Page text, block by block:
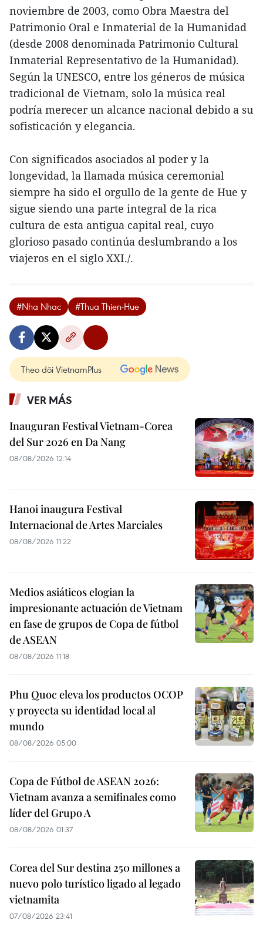
noviembre de 2003, como Obra Maestra del
Patrimonio Oral e Inmaterial de la Humanidad
(desde 2008 denominada Patrimonio Cultural
Inmaterial Representativo de la Humanidad).
Según la UNESCO, entre los géneros de música
tradicional de Vietnam, solo la música real
podría merecer un alcance nacional debido a su
sofisticación y elegancia.
Con significados asociados al poder y la
longevidad, la llamada música ceremonial
siempre ha sido el orgullo de la gente de Hue y
sigue siendo una parte integral de la rica
cultura de esta antigua capital real, cuyo
glorioso pasado continúa deslumbrando a los
viajeros en el siglo XXI./.
#Nha Nhac #Thua Thien-Hue
Theo dõi VietnamPlus
VER MÁS
Inauguran Festival Vietnam-Corea
del Sur 2026 en Da Nang
08/08/2026 12:14
Hanoi inaugura Festival
Internacional de Artes Marciales
08/08/2026 11:22
Medios asiáticos elogian la
impresionante actuación de Vietnam
en fase de grupos de Copa de fútbol
de ASEAN
08/08/2026 11:18
Phu Quoc eleva los productos OCOP
y proyecta su identidad local al
mundo
08/08/2026 05:00
Copa de Fútbol de ASEAN 2026:
Vietnam avanza a semifinales como
líder del Grupo A
08/08/2026 01:37
Corea del Sur destina 250 millones a
nuevo polo turístico ligado al legado
vietnamita
07/08/2026 23:41